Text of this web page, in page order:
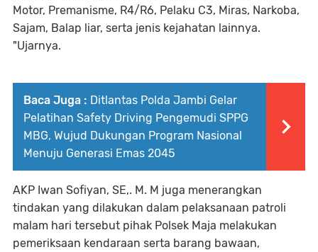
Motor, Premanisme, R4/R6, Pelaku C3, Miras, Narkoba,
Sajam, Balap liar, serta jenis kejahatan lainnya.
"Ujarnya.
Baca Juga : Ditlantas Polda Jambi Gelar
Pelatihan Safety Driving Pengemudi SPPG
MBG, Wujud Dukungan Program Nasional
Menuju Generasi Emas 2045
AKP Iwan Sofiyan, SE,. M. M juga menerangkan
tindakan yang dilakukan dalam pelaksanaan patroli
malam hari tersebut pihak Polsek Maja melakukan
pemeriksaan kendaraan serta barang bawaan,